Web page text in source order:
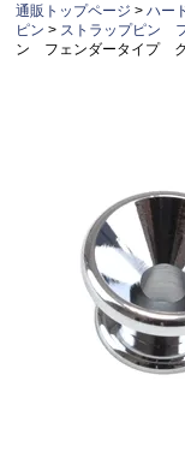
通販トップページ ハー
ピン
ストラップピン
ン フェンダータイプ